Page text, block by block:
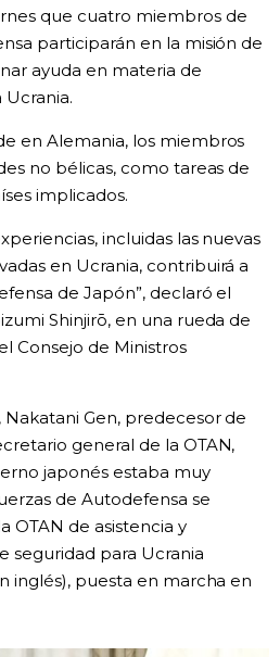
official SNS
que cuatro miembros de
participarán en la misión de
ayuda en materia de
en Alemania, los miembros
no bélicas, como tareas de
implicados.
incluidas las nuevas
en Ucrania, contribuirá a
de Japón”, declaró el
Shinjirō, en una rueda de
Consejo de Ministros
Gen, predecesor de
general de la OTAN,
japonés estaba muy
de Autodefensa se
OTAN de asistencia y
seguridad para Ucrania
inglés), puesta en marcha en